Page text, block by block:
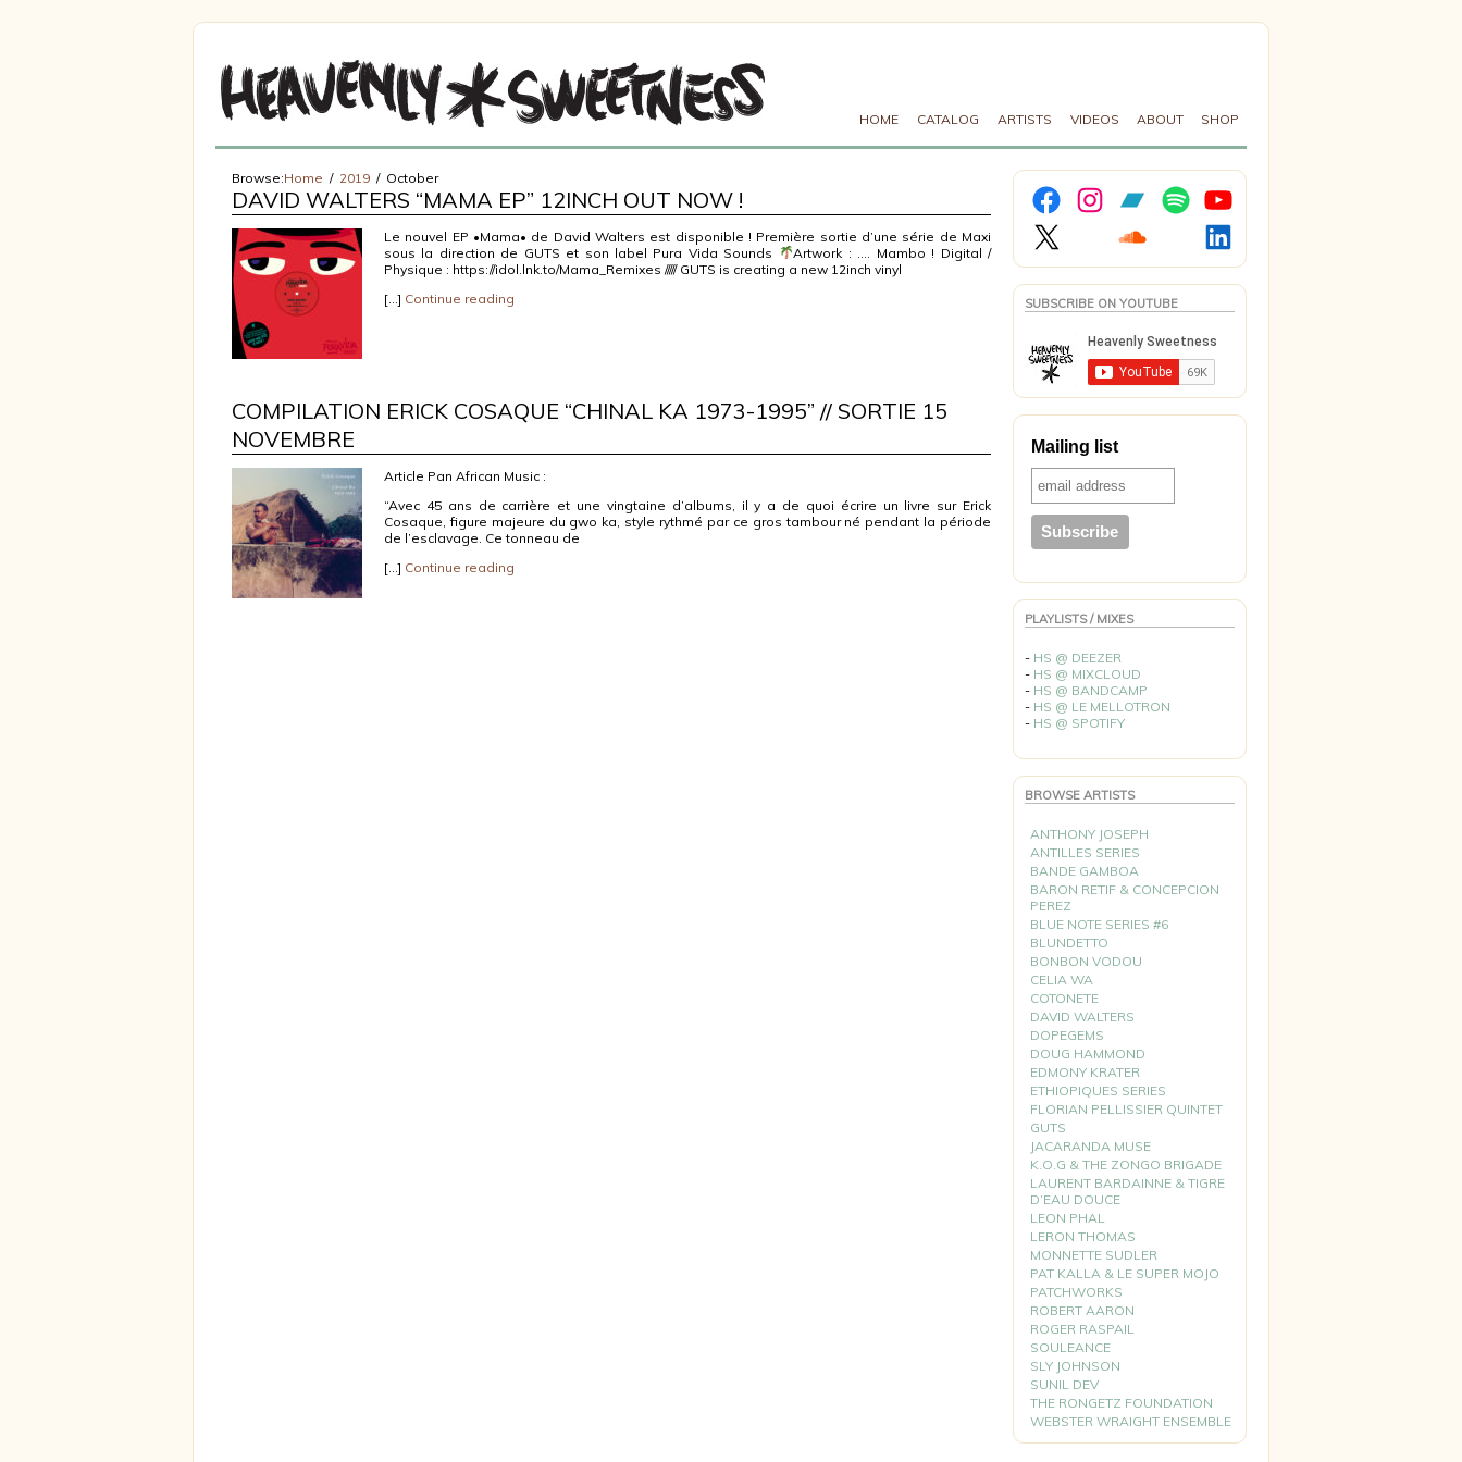
HOME CATALOG ARTISTS VIDEOS ABOUT SHOP
Browse:Home 2019 October
DAVID WALTERS “MAMA EP” 12INCH OUT NOW !
Le nouvel EP •Mama• de David Walters est disponible ! Première sortie d’une série de Maxi
sous la direction de GUTS et son label Pura Vida Sounds
Artwork : …. Mambo ! Digital /
Physique : https://idol.lnk.to/Mama_Remixes ///// GUTS is creating a new 12inch vinyl
[…] Continue reading
COMPILATION ERICK COSAQUE “CHINAL KA 1973-1995” // SORTIE 15
NOVEMBRE
Article Pan African Music :
“Avec 45 ans de carrière et une vingtaine d’albums, il y a de quoi écrire un livre sur Erick
Cosaque, figure majeure du gwo ka, style rythmé par ce gros tambour né pendant la période
de l’esclavage. Ce tonneau de
[…] Continue reading
YouTube
X
SUBSCRIBE ON YOUTUBE
Mailing list
PLAYLISTS / MIXES
- HS @ DEEZER
- HS @ MIXCLOUD
- HS @ BANDCAMP
- HS @ LE MELLOTRON
- HS @ SPOTIFY
BROWSE ARTISTS
ANTHONY JOSEPH
ANTILLES SERIES
BANDE GAMBOA
BARON RETIF & CONCEPCION
PEREZ
BLUE NOTE SERIES #6
BLUNDETTO
BONBON VODOU
CELIA WA
COTONETE
DAVID WALTERS
DOPEGEMS
DOUG HAMMOND
EDMONY KRATER
ETHIOPIQUES SERIES
FLORIAN PELLISSIER QUINTET
GUTS
JACARANDA MUSE
K.O.G & THE ZONGO BRIGADE
LAURENT BARDAINNE & TIGRE
D’EAU DOUCE
LEON PHAL
LERON THOMAS
MONNETTE SUDLER
PAT KALLA & LE SUPER MOJO
PATCHWORKS
ROBERT AARON
ROGER RASPAIL
SOULEANCE
SLY JOHNSON
SUNIL DEV
THE RONGETZ FOUNDATION
WEBSTER WRAIGHT ENSEMBLE